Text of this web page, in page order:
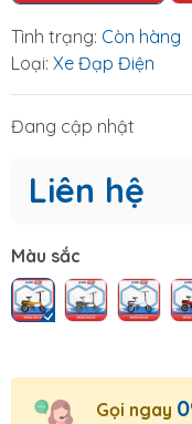
Tình trạng: Còn hàng
Loại: Xe Đạp Điện
Đang cập nhật
Liên hệ
Màu sắc
Gọi ngay